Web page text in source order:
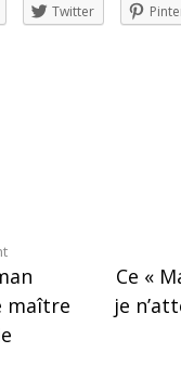
Twitter
maître
Ce «
je